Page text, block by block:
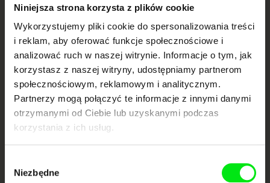
Niniejsza strona korzysta z plików cookie
Wykorzystujemy pliki cookie do spersonalizowania treści
i reklam, aby oferować funkcje społecznościowe i
analizować ruch w naszej witrynie. Informacje o tym, jak
korzystasz z naszej witryny, udostępniamy partnerom
społecznościowym, reklamowym i analitycznym.
Partnerzy mogą połączyć te informacje z innymi danymi
otrzymanymi od Ciebie lub uzyskanymi podczas
korzystania z ich usług.
zgody
Niezbędne
CPH:DOX Doclisboa
Millennium Docs
Against Gravity
DOK Leipzig
FIDMarseille